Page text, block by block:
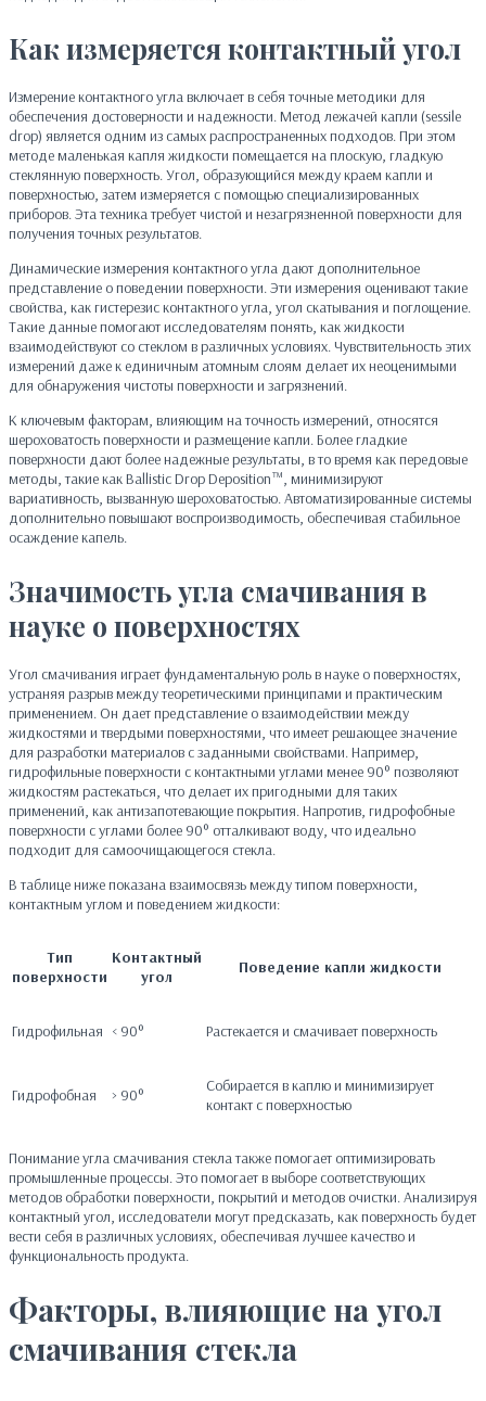
Как измеряется контактный угол
Измерение контактного угла включает в себя точные методики для
обеспечения достоверности и надежности. Метод лежачей капли (sessile
drop) является одним из самых распространенных подходов. При этом
методе маленькая капля жидкости помещается на плоскую, гладкую
стеклянную поверхность. Угол, образующийся между краем капли и
поверхностью, затем измеряется с помощью специализированных
приборов. Эта техника требует чистой и незагрязненной поверхности для
получения точных результатов.
Динамические измерения контактного угла дают дополнительное
представление о поведении поверхности. Эти измерения оценивают такие
свойства, как гистерезис контактного угла, угол скатывания и поглощение.
Такие данные помогают исследователям понять, как жидкости
взаимодействуют со стеклом в различных условиях. Чувствительность этих
измерений даже к единичным атомным слоям делает их неоценимыми
для обнаружения чистоты поверхности и загрязнений.
К ключевым факторам, влияющим на точность измерений, относятся
шероховатость поверхности и размещение капли. Более гладкие
поверхности дают более надежные результаты, в то время как передовые
методы, такие как Ballistic Drop Deposition™, минимизируют
вариативность, вызванную шероховатостью. Автоматизированные системы
дополнительно повышают воспроизводимость, обеспечивая стабильное
осаждение капель.
Значимость угла смачивания в
науке о поверхностях
Угол смачивания играет фундаментальную роль в науке о поверхностях,
устраняя разрыв между теоретическими принципами и практическим
применением. Он дает представление о взаимодействии между
жидкостями и твердыми поверхностями, что имеет решающее значение
для разработки материалов с заданными свойствами. Например,
гидрофильные поверхности с контактными углами менее 90° позволяют
жидкостям растекаться, что делает их пригодными для таких
применений, как антизапотевающие покрытия. Напротив, гидрофобные
поверхности с углами более 90° отталкивают воду, что идеально
подходит для самоочищающегося стекла.
В таблице ниже показана взаимосвязь между типом поверхности,
контактным углом и поведением жидкости:
Тип
поверхности
Контактный
угол
Поведение капли жидкости
Гидрофильная < 90° Растекается и смачивает поверхность
Гидрофобная > 90°
Собирается в каплю и минимизирует
контакт с поверхностью
Понимание угла смачивания стекла также помогает оптимизировать
промышленные процессы. Это помогает в выборе соответствующих
методов обработки поверхности, покрытий и методов очистки. Анализируя
контактный угол, исследователи могут предсказать, как поверхность будет
вести себя в различных условиях, обеспечивая лучшее качество и
функциональность продукта.
Факторы, влияющие на угол
смачивания стекла